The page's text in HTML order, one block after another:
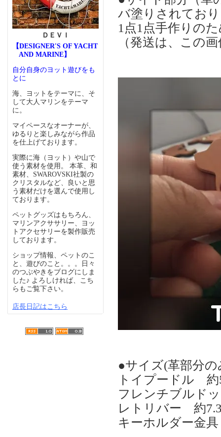
ＤＥＶＩ
【DESIGNER'S OF YACHT
AND MARINE】
自分自身のヨット遊びをも
とに
海、ヨットをテーマに、そ
して大人マリンをテーマ
に。
マイペースなオーナーが、
ゆるりと楽しみながら作品
を仕上げております。
実際に海（ヨット）や山で
使う素材を使用。 本革、和
素材、SWAROVSKI社製の
クリスタルなど、良いと思
う素材だけを選んで使用し
ております。
ペットグッズはもちろん、
マリンアクササリー、ヨッ
トアクセサリーを製作販売
しております。
ショップ情報、ペットのこ
と、遊びのこと。。。日々
のつぶやきをブログにしま
した♪ よろしければ、こち
らもご覧下さい。
店長日記はこちら
バ塗りされてお
1点1点手作りの
（発送は、この
●サイズ(革部分
トイプードル 約
フレンチブルドッ
レトリバー 約
キーホルダー金具